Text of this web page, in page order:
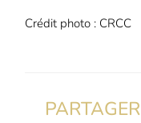
Crédit photo : CRCC
PARTAGER